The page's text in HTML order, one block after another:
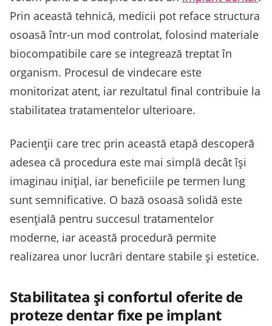
Prin această tehnică, medicii pot reface structura
osoasă într-un mod controlat, folosind materiale
biocompatibile care se integrează treptat în
organism. Procesul de vindecare este
monitorizat atent, iar rezultatul final contribuie la
stabilitatea tratamentelor ulterioare.
Pacienții care trec prin această etapă descoperă
adesea că procedura este mai simplă decât își
imaginau inițial, iar beneficiile pe termen lung
sunt semnificative. O bază osoasă solidă este
esențială pentru succesul tratamentelor
moderne, iar această procedură permite
realizarea unor lucrări dentare stabile și estetice.
Stabilitatea și confortul oferite de
proteze dentar fixe pe implant